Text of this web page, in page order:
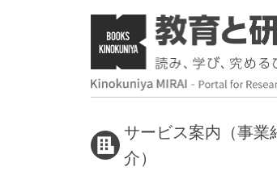
サービス案内（事業
介）